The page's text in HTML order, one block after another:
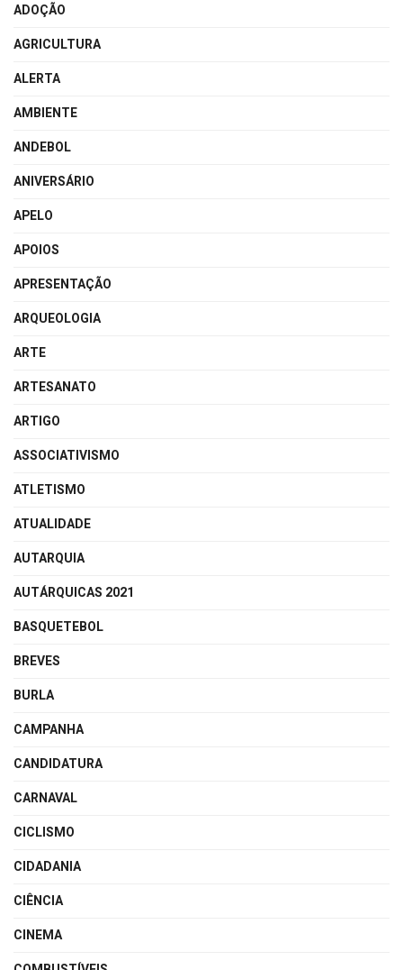
ADOÇÃO
AGRICULTURA
ALERTA
AMBIENTE
ANDEBOL
ANIVERSÁRIO
APELO
APOIOS
APRESENTAÇÃO
ARQUEOLOGIA
ARTE
ARTESANATO
ARTIGO
ASSOCIATIVISMO
ATLETISMO
ATUALIDADE
AUTARQUIA
AUTÁRQUICAS 2021
BASQUETEBOL
BREVES
BURLA
CAMPANHA
CANDIDATURA
CARNAVAL
CICLISMO
CIDADANIA
CIÊNCIA
CINEMA